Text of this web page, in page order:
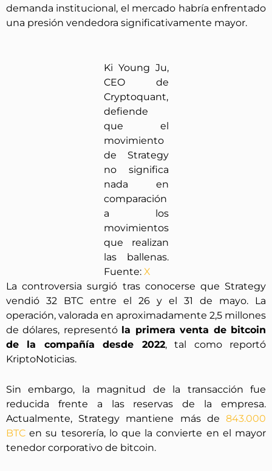
demanda institucional, el mercado habría enfrentado
una presión vendedora significativamente mayor.
Ki Young Ju,
CEO de
Cryptoquant,
defiende
que el
movimiento
de Strategy
no significa
nada en
comparación
a los
movimientos
que realizan
las ballenas.
Fuente: X
La controversia surgió tras conocerse que Strategy
vendió 32 BTC entre el 26 y el 31 de mayo. La
operación, valorada en aproximadamente 2,5 millones
de dólares, representó la primera venta de bitcoin
de la compañía desde 2022, tal como reportó
KriptoNoticias.
Sin embargo, la magnitud de la transacción fue
reducida frente a las reservas de la empresa.
Actualmente, Strategy mantiene más de 843.000
BTC en su tesorería, lo que la convierte en el mayor
tenedor corporativo de bitcoin.